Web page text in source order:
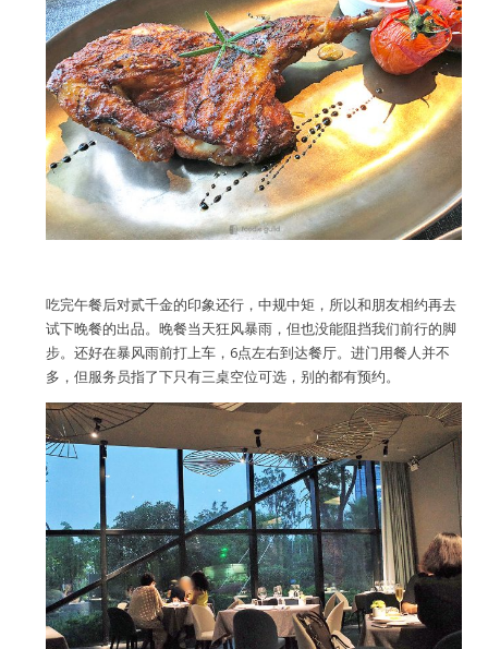
吃完午餐后对贰千金的印象还行，中规中矩，所以和朋友相约再去
试下晚餐的出品。晚餐当天狂风暴雨，但也没能阻挡我们前行的脚
步。还好在暴风雨前打上车，6点左右到达餐厅。进门用餐人并不
多，但服务员指了下只有三桌空位可选，别的都有预约。